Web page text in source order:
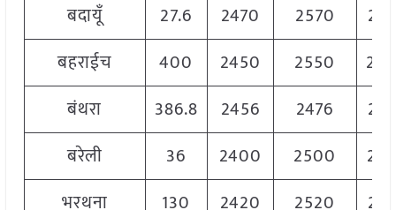
बदायूँ
27.6 2470 2570
बहराईच
400 2450 2550
बंथरा
386.8 2456 2476
बरेली
36 2400 2500
भरथना
130 2420 2520